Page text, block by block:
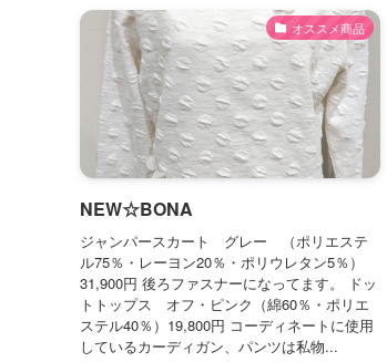
オススメ商品
NEW☆BONA
ジャンパースカート グレー （ポリエステ
ル75％・レーヨン20％・ポリウレタン5％）
31,900円 後ろファスナーになってます。 ドッ
トトップス オフ・ピンク（綿60％・ポリエ
ステル40％）19,800円 コーディネートに使用
しているカーディガン、パンツは私物...